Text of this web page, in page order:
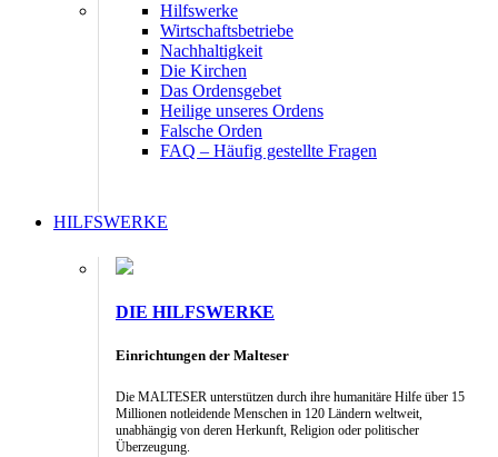
Hilfswerke
Wirtschaftsbetriebe
Nachhaltigkeit
Die Kirchen
Das Ordensgebet
Heilige unseres Ordens
Falsche Orden
FAQ – Häufig gestellte Fragen
HILFSWERKE
DIE HILFSWERKE
Einrichtungen der Malteser
Die MALTESER unterstützen durch ihre humanitäre Hilfe über 15
Millionen notleidende Menschen in 120 Ländern weltweit,
unabhängig von deren Herkunft, Religion oder politischer
Überzeugung.